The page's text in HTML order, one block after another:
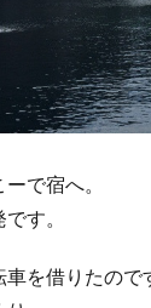
で宿へ。
す。
を借りたので